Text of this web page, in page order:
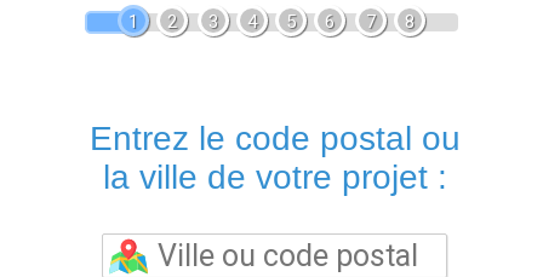
1 2 3 4 5 6 7 8
Entrez le code postal ou
la ville de votre projet :